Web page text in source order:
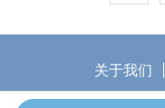
关于我们
备案号：东莞五金加工厂